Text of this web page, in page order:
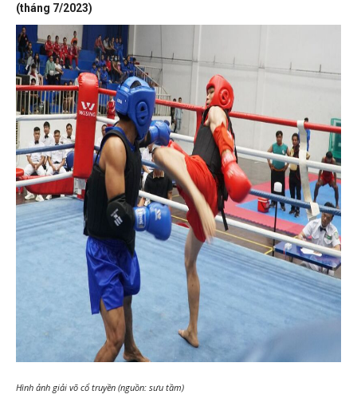
(tháng 7/2023)
Hình ảnh giải võ cổ truyền (nguồn: sưu tầm)